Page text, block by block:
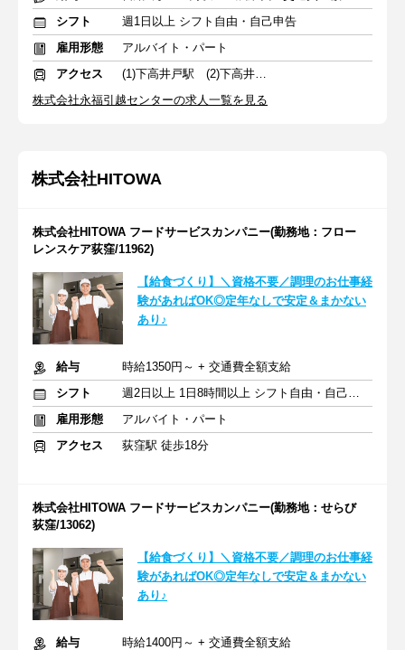
シフト
週1日以上 シフト自由・自己申告
雇用形態
アルバイト・パート
アクセス
(1)下高井戸駅 (2)下高井戸駅
株式会社永福引越センターの求人一覧を見る
株式会社HITOWA
株式会社HITOWA フードサービスカンパニー(勤務地：フロー
レンスケア荻窪/11962)
【給食づくり】＼資格不要／調理のお仕事経
験があればOK◎定年なしで安定＆まかない
あり♪
給与
時給1350円～ + 交通費全額支給
シフト
週2日以上 1日8時間以上 シフト自由・自己申告
雇用形態
アルバイト・パート
アクセス
荻窪駅 徒歩18分
株式会社HITOWA フードサービスカンパニー(勤務地：せらび
荻窪/13062)
【給食づくり】＼資格不要／調理のお仕事経
験があればOK◎定年なしで安定＆まかない
あり♪
給与
時給1400円～ + 交通費全額支給